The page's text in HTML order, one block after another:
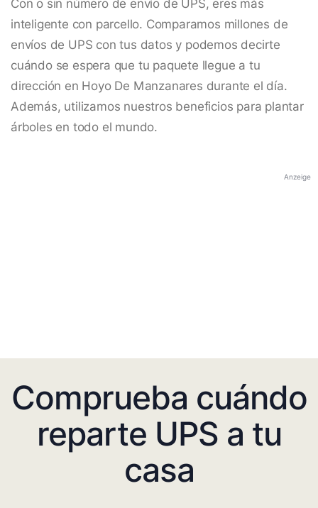
Con o sin número de envío de UPS, eres más
inteligente con parcello. Comparamos millones de
envíos de UPS con tus datos y podemos decirte
cuándo se espera que tu paquete llegue a tu
dirección en Hoyo De Manzanares durante el día.
Además, utilizamos nuestros beneficios para plantar
árboles en todo el mundo.
Anzeige
Comprueba cuándo
reparte UPS a tu
casa